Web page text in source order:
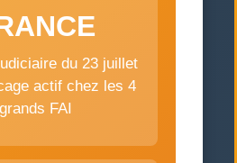
du 23 juillet
actif chez les 4
grands FAI